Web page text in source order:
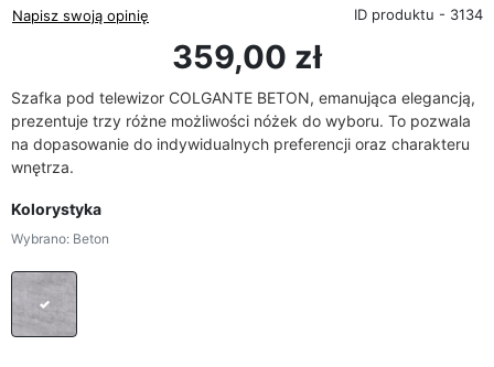
Napisz swoją opinię ID produktu - 3134
359,00 zł
Szafka pod telewizor COLGANTE BETON, emanująca elegancją,
prezentuje trzy różne możliwości nóżek do wyboru. To pozwala
na dopasowanie do indywidualnych preferencji oraz charakteru
wnętrza.
Kolorystyka
Wybrano: Beton
Beton